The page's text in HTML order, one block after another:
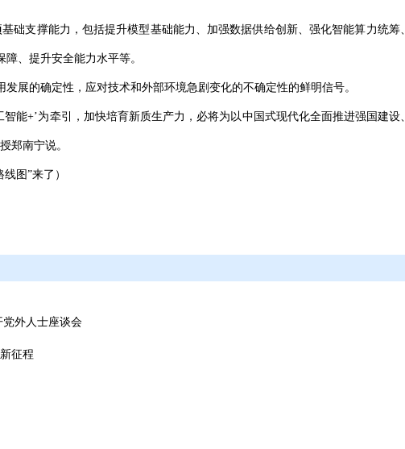
础支撑能力，包括提升模型基础能力、加强数据供给创新、强化智能算力统
、提升安全能力水平等。
展的确定性，应对技术和外部环境急剧变化的不确定性的鲜明信号。
能+’为牵引，加快培育新质生产力，必将为以中国式现代化全面推进强国建
郑南宁说。
图”来了）
外人士座谈会
征程